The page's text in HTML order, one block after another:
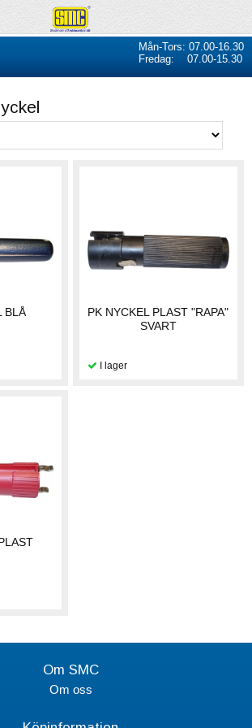
Mån-Tors: 07.00-16.30
Fredag: 07.00-15.30
BLÅ
PK NYCKEL PLAST "RAPA"
SVART
Om SMC
Om oss